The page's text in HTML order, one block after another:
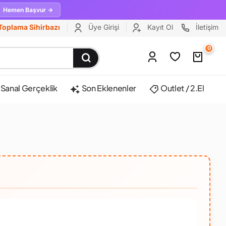
Hemen Başvur →
Sihirbazı Üye Girişi Kayıt Ol İletişim
0
Sanal Gerçeklik Son Eklenenler Outlet / 2.El